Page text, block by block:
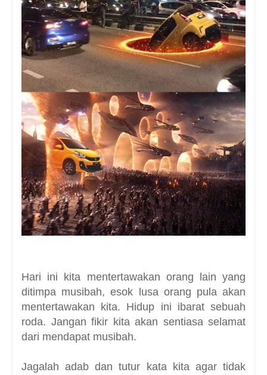
Hari ini kita mentertawakan orang lain yang
ditimpa musibah, esok lusa orang pula akan
mentertawakan kita. Hidup ini ibarat sebuah
roda. Jangan fikir kita akan sentiasa selamat
dari mendapat musibah.
Jagalah adab dan tutur kata kita agar tidak